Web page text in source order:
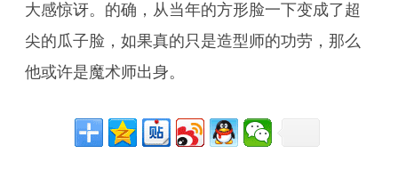
大感惊讶。的确，从当年的方形脸一下变成了超
尖的瓜子脸，如果真的只是造型师的功劳，那么
他或许是魔术师出身。